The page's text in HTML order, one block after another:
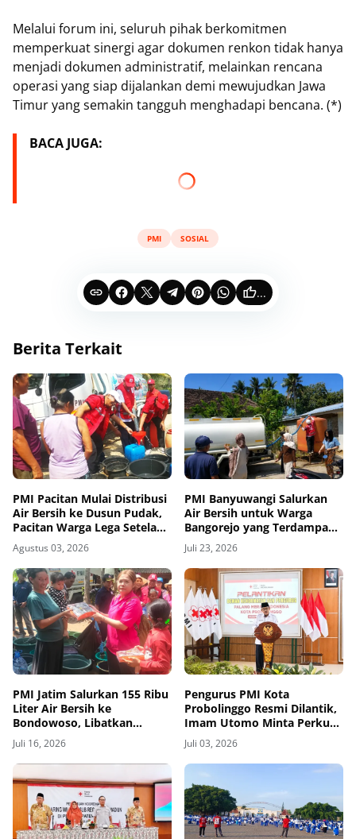
Melalui forum ini, seluruh pihak berkomitmen
memperkuat sinergi agar dokumen renkon tidak hanya
menjadi dokumen administratif, melainkan rencana
operasi yang siap dijalankan demi mewujudkan Jawa
Timur yang semakin tangguh menghadapi bencana. (*)
BACA JUGA:
PMI SOSIAL
...
Berita Terkait
PMI Pacitan Mulai Distribusi
Air Bersih ke Dusun Pudak,
Pacitan Warga Lega Setelah
Empat Bulan Krisis
Agustus 03, 2026
PMI Banyuwangi Salurkan
Air Bersih untuk Warga
Bangorejo yang Terdampak
Kekeringan
Juli 23, 2026
PMI Jatim Salurkan 155 Ribu
Liter Air Bersih ke
Bondowoso, Libatkan
Komunitas Lintas Agama
Juli 16, 2026
Pengurus PMI Kota
Probolinggo Resmi Dilantik,
Imam Utomo Minta Perkuat
Layanan Kemanusiaan
Juli 03, 2026